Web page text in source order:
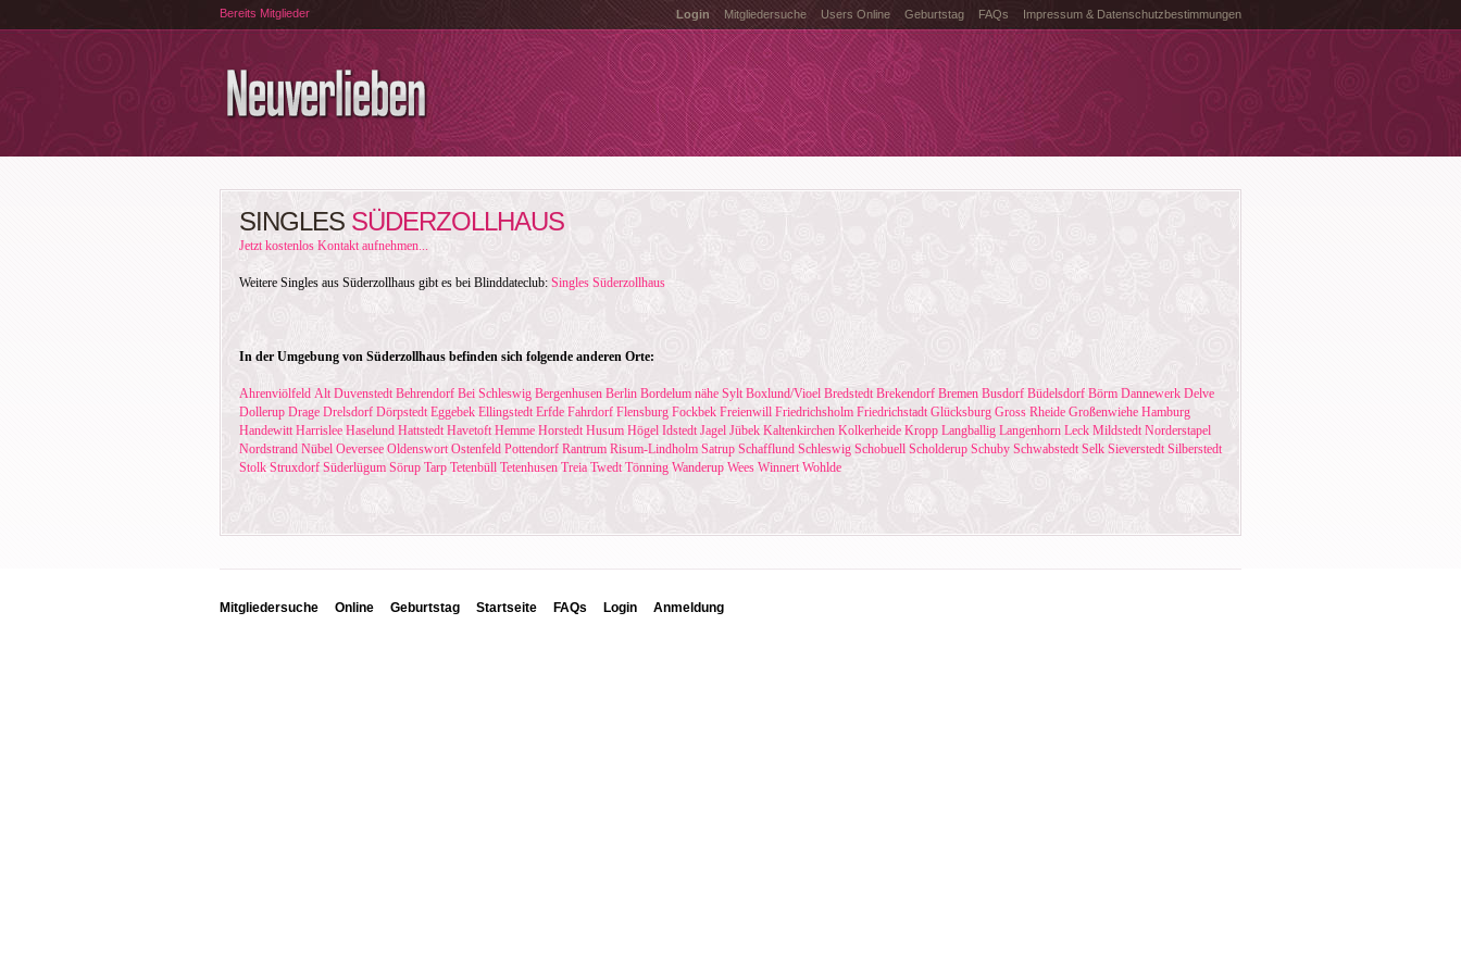
Login Mitgliedersuche Users Online Geburtstag FAQs Impressum & Datenschutzbestimmungen
Bereits Mitglieder
SINGLES SÜDERZOLLHAUS
Jetzt kostenlos Kontakt aufnehmen...
Weitere Singles aus Süderzollhaus gibt es bei Blinddateclub: Singles Süderzollhaus
In der Umgebung von Süderzollhaus befinden sich folgende anderen Orte:
Ahrenviölfeld Alt Duvenstedt Behrendorf Bei Schleswig Bergenhusen Berlin Bordelum nähe Sylt Boxlund/Vioel Bredstedt Brekendorf Bremen Busdorf Büdelsdorf Börm Dannewerk Delve
Dollerup Drage Drelsdorf Dörpstedt Eggebek Ellingstedt Erfde Fahrdorf Flensburg Fockbek Freienwill Friedrichsholm Friedrichstadt Glücksburg Gross Rheide Großenwiehe Hamburg
Handewitt Harrislee Haselund Hattstedt Havetoft Hemme Horstedt Husum Högel Idstedt Jagel Jübek Kaltenkirchen Kolkerheide Kropp Langballig Langenhorn Leck Mildstedt Norderstapel
Nordstrand Nübel Oeversee Oldenswort Ostenfeld Pottendorf Rantrum Risum-Lindholm Satrup Schafflund Schleswig Schobuell Scholderup Schuby Schwabstedt Selk Sieverstedt Silberstedt
Stolk Struxdorf Süderlügum Sörup Tarp Tetenbüll Tetenhusen Treia Twedt Tönning Wanderup Wees Winnert Wohlde
Mitgliedersuche Online Geburtstag Startseite FAQs Login Anmeldung